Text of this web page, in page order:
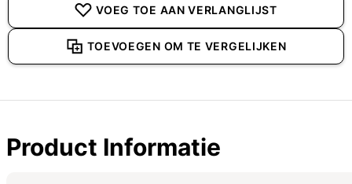
VOEG TOE AAN VERLANGLIJST
TOEVOEGEN OM TE VERGELIJKEN
Product Informatie